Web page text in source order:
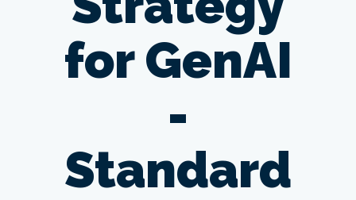
for GenAI
-
Standard